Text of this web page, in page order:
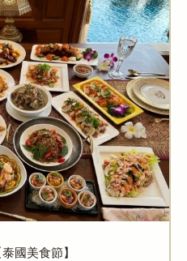
國美食節】